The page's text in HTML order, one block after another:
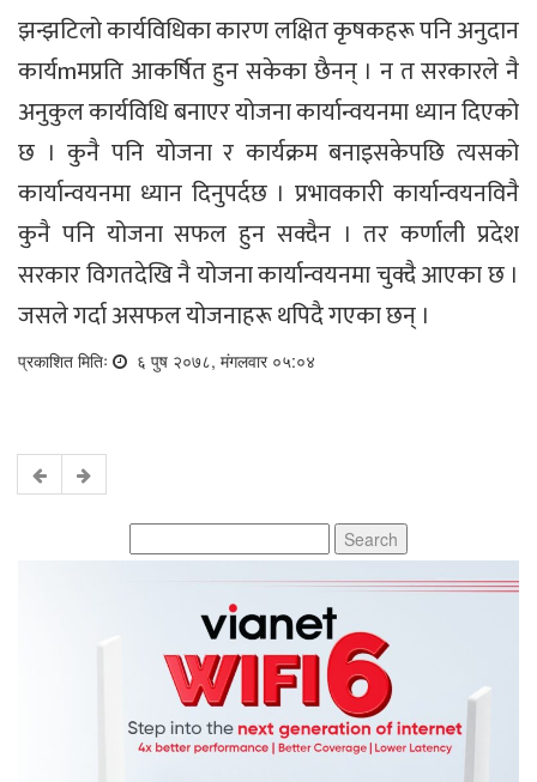
झन्झटिलो कार्यविधिका कारण लक्षित कृषकहरू पनि अनुदान
कार्यmमप्रति आकर्षित हुन सकेका छैनन् । न त सरकारले नै
अनुकुल कार्यविधि बनाएर योजना कार्यान्वयनमा ध्यान दिएको
छ । कुनै पनि योजना र कार्यक्रम बनाइसकेपछि त्यसको
कार्यान्वयनमा ध्यान दिनुपर्दछ । प्रभावकारी कार्यान्वयनविनै
कुनै पनि योजना सफल हुन सक्दैन । तर कर्णाली प्रदेश
सरकार विगतदेखि नै योजना कार्यान्वयनमा चुक्दै आएका छ ।
जसले गर्दा असफल योजनाहरू थपिदै गएका छन् ।
प्रकाशित मितिः ६ पुष २०७८, मंगलवार ०५:०४
for: